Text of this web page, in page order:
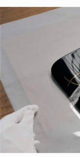
取